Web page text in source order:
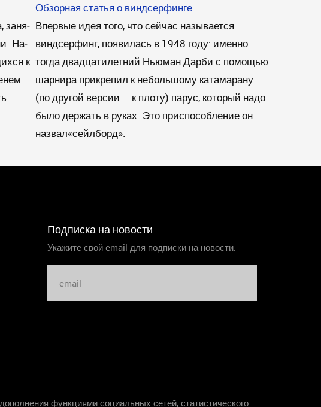
за­ня­
На­
к
Обзорная статья о виндсерфинге
Впервые идея того, что сейчас называется
виндсерфинг, появилась в 1948 году: именно
тогда двадцатилетний Ньюман Дарби с помощью
шарнира прикрепил к небольшому катамарану
(по другой версии – к плоту) парус, который надо
было держать в руках. Это приспособление он
назвал«сейлборд».
Подписка на новости
Укажите свой email для подписки на новости.
функциями социальных сетей, статистического